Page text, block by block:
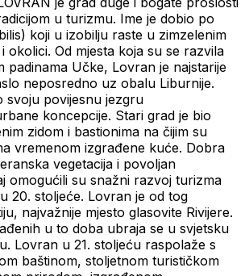
u turizmu. Ime je dobio po
koji u izobilju raste u zimzelenim
okolici. Od mjesta koja su se razvila
padinama Učke, Lovran je najstarije
neposredno uz obalu Liburnije.
svoju povijesnu jezgru
koncepcije. Stari grad je bio
zidom i bastionima na čijim su
vremenom izgrađene kuće. Dobra
vegetacija i povoljan
omogućili su snažni razvoj turizma
20. stoljeće. Lovran je od tog
najvažnije mjesto glasovite Rivijere.
u to doba ubraja se u svjetsku
Lovran u 21. stoljeću raspolaže s
baštinom, stoljetnom turističkom